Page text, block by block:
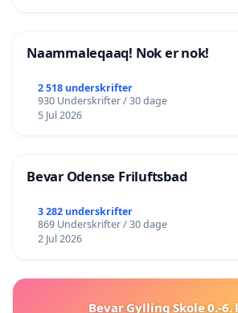
Naammaleqaaq! Nok er nok!
2 518 underskrifter
930 Underskrifter / 30 dage
5 Jul 2026
Bevar Odense Friluftsbad
3 282 underskrifter
869 Underskrifter / 30 dage
2 Jul 2026
Bevar Gylling Skole 0.-6.